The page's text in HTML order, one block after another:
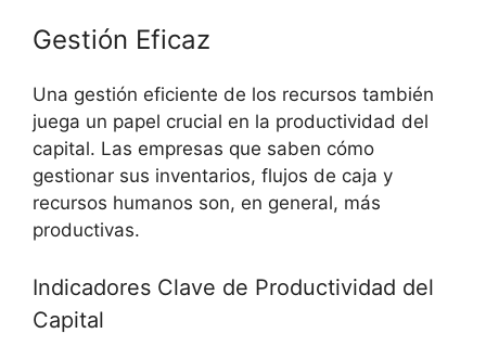
Gestión Eficaz
Una gestión eficiente de los recursos también
juega un papel crucial en la productividad del
capital. Las empresas que saben cómo
gestionar sus inventarios, flujos de caja y
recursos humanos son, en general, más
productivas.
Indicadores Clave de Productividad del
Capital